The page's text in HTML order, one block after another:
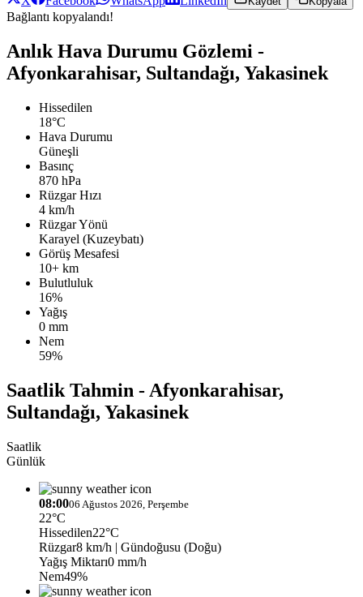
Bağlantı kopyalandı!
Anlık Hava Durumu Gözlemi -
Afyonkarahisar, Sultandağı, Yakasinek
Hissedilen
18°C
Hava Durumu
Güneşli
Basınç
870 hPa
Rüzgar Hızı
4 km/h
Rüzgar Yönü
Karayel (Kuzeybatı)
Görüş Mesafesi
10+ km
Bulutluluk
16%
Yağış
0 mm
Nem
59%
Saatlik Tahmin - Afyonkarahisar,
Sultandağı, Yakasinek
Saatlik
Günlük
08:0006 Ağustos 2026, Perşembe
22°C
Hissedilen22°C
Rüzgar8 km/h | Gündoğusu (Doğu)
Yağış Miktarı0 mm/h
Nem49%